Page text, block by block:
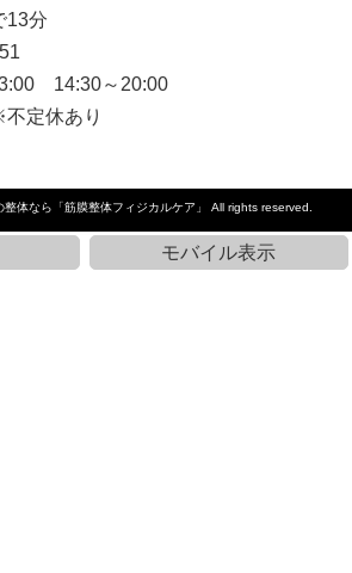
13分
14:30～20:00
定休あり
整体なら「筋膜整体フィジカルケア」 All rights reserved.
モバイル表示